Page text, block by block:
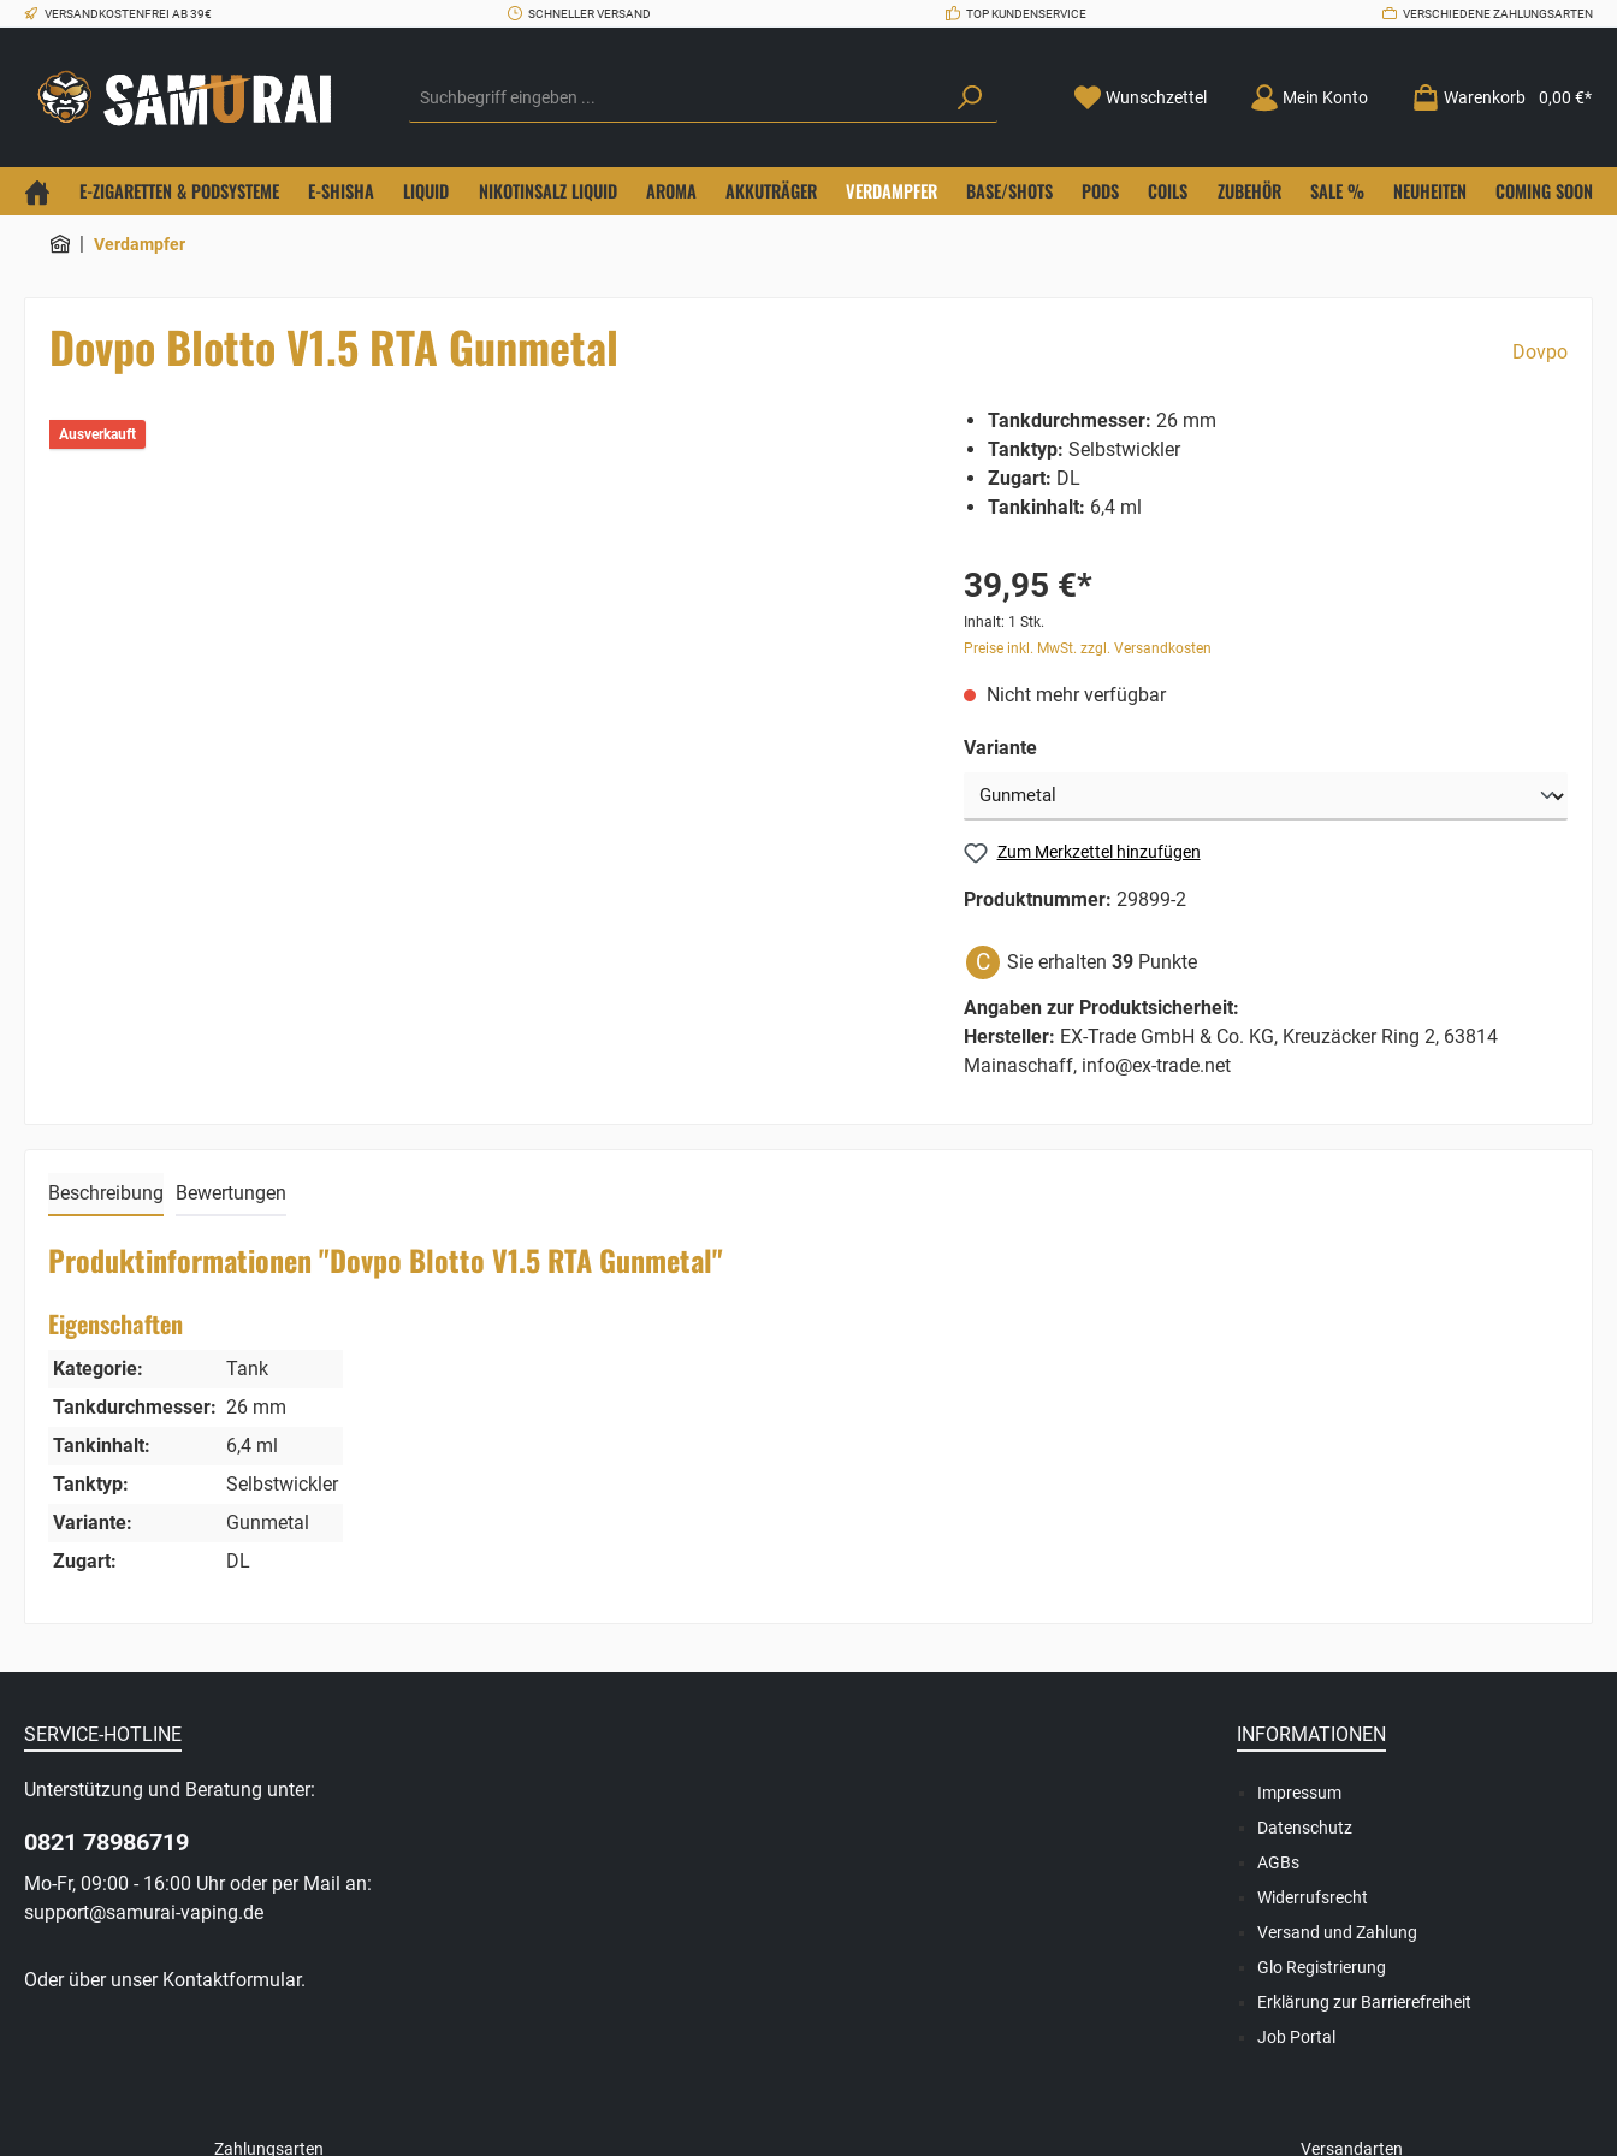
VERSANDKOSTENFREI AB 39€ SCHNELLER VERSAND TOP KUNDENSERVICE VERSCHIEDENE ZAHLUNGSARTEN
Wunschzettel Mein Konto Warenkorb 0,00 €*
E-ZIGARETTEN & PODSYSTEME E-SHISHA LIQUID NIKOTINSALZ LIQUID AROMA AKKUTRÄGER VERDAMPFER BASE/SHOTS PODS COILS ZUBEHÖR SALE % NEUHEITEN COMING SOON
| Verdampfer
Dovpo Blotto V1.5 RTA Gunmetal Dovpo
Ausverkauft
Tankdurchmesser: 26 mm
Tanktyp: Selbstwickler
Zugart: DL
Tankinhalt: 6,4 ml
39,95 €*
Inhalt: 1 Stk.
Preise inkl. MwSt. zzgl. Versandkosten
Nicht mehr verfügbar
Variante
Zum Merkzettel hinzufügen
Produktnummer: 29899-2
C Sie erhalten 39 Punkte
Angaben zur Produktsicherheit:
Hersteller: EX-Trade GmbH & Co. KG, Kreuzäcker Ring 2, 63814
Mainaschaff, info@ex-trade.net
Beschreibung Bewertungen
Produktinformationen "Dovpo Blotto V1.5 RTA Gunmetal"
Eigenschaften
Kategorie:
Tank
Tankdurchmesser: 26 mm
Tankinhalt:
6,4 ml
Tanktyp:
Selbstwickler
Variante:
Gunmetal
Zugart:
DL
SERVICE-HOTLINE
Unterstützung und Beratung unter:
0821 78986719
Mo-Fr, 09:00 - 16:00 Uhr oder per Mail an:
support@samurai-vaping.de
Oder über unser Kontaktformular.
INFORMATIONEN
Impressum
Datenschutz
AGBs
Widerrufsrecht
Versand und Zahlung
Glo Registrierung
Erklärung zur Barrierefreiheit
Job Portal
Zahlungsarten Versandarten